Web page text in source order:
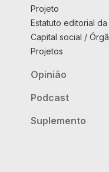
Projeto
Estatuto editorial
Capital social /
Projetos
Opinião
Podcast
Suplemento